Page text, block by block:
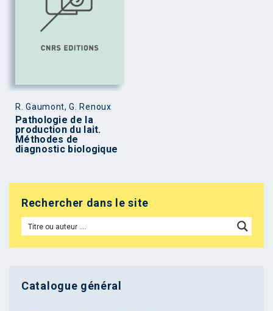
R. Gaumont, G. Renoux
Pathologie de la
production du lait.
Méthodes de
diagnostic biologique
Rechercher dans le site
Catalogue général